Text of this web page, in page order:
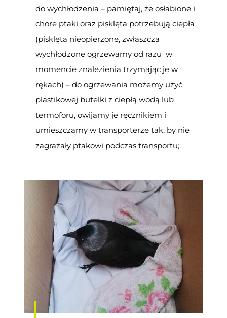
do wychłodzenia – pamiętaj, że osłabione i
chore ptaki oraz pisklęta potrzebują ciepła
(pisklęta nieopierzone, zwłaszcza
wychłodzone ogrzewamy od razu w
momencie znalezienia trzymając je w
rękach) – do ogrzewania możemy użyć
plastikowej butelki z ciepłą wodą lub
termoforu, owijamy je ręcznikiem i
umieszczamy w transporterze tak, by nie
zagrażały ptakowi podczas transportu;